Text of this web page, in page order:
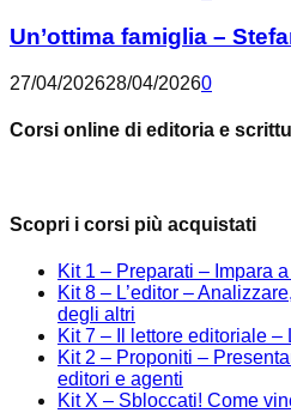
Un’ottima famiglia –
27/04/202628/04/20260
Corsi online di editoria e
Scopri i corsi più acquistati
Kit 1 – Preparati – Impara
Kit 8 – L’editor –
degli altri
Kit 7 – Il lettore editoriale
Kit 2 – Proponiti –
editori e agenti
Kit X – Sbloccati! Come